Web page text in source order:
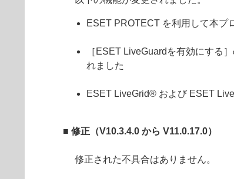
ESET PROTECT を利用して本プ
［ESET LiveGuardを有効にす
れました
ESET LiveGrid® および ESET
■ 修正（V10.3.4.0 から V11.0.17.0）
修正された不具合はありません。